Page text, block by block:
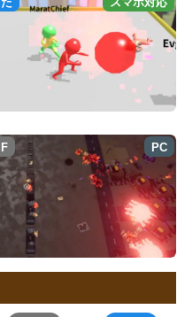
F PC